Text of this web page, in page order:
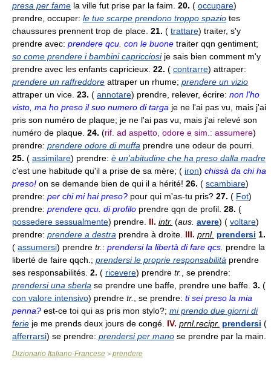
presa per fame la ville fut prise par la faim. 20. ( occupare)
prendre, occuper: le tue scarpe prendono troppo spazio tes
chaussures prennent trop de place. 21. ( trattare) traiter, s'y
prendre avec: prendere qcu. con le buone traiter qqn gentiment;
so come prendere i bambini capricciosije sais bien comment m'y
prendre avec les enfants capricieux. 22. ( contrarre) attraper:
prendere un raffreddore attraper un rhume; prendere un vizio
attraper un vice. 23. ( annotare) prendre, relever, écrire: non l'ho
visto, ma ho preso il suo numero di targa je ne l'ai pas vu, mais j'ai
pris son numéro de plaque; je ne l'ai pas vu, mais j'ai relevé son
numéro de plaque. 24. (rif. ad aspetto, odore e sim.: assumere)
prendre: prendere odore di muffa prendre une odeur de pourri.
25. ( assimilare) prendre: è un'abitudine che ha preso dalla madre
c'est une habitude qu'il a prise de sa mère; ( iron) chissà da chi ha
preso! on se demande bien de qui il a hérité! 26. ( scambiare)
prendre: per chi mi hai preso? pour qui m'as-tu pris? 27. ( Fot)
prendre: prendere qcu. di profilo prendre qqn de profil. 28. (
possedere sessualmente) prendre. II. intr. (aus. avere) ( voltare)
prendre: prendere a destra prendre à droite. III. prnl. prendersi 1.
( assumersi) prendre tr. : prendersi la libertà di fare qcs. prendre la
liberté de faire qqch.; prendersi le proprie responsabilità prendre
ses responsabilités. 2. ( ricevere) prendre tr.
, se prendre:
prendersi una sberla se prendre une baffe, prendre une baffe. 3. (
con valore intensivo) prendre tr. , se prendre: ti sei preso la mia
penna? est-ce toi qui as pris mon stylo?; mi prendo due giorni di
ferie je me prends deux jours de congé. IV. prnl.recipr. prendersi (
afferrarsi) se prendre: prendersi per mano se prendre par la main.
Dizionario Italiano-Francese > prendere